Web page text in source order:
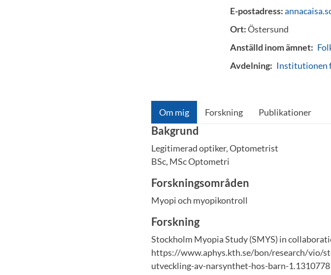
E-postadress:
Ort:Östersund
Anställd inom ämnet:
Avdelning: Institutionen
Om mig Forskning Publikationer
Bakgrund
Legitimerad optiker, Optometrist
BSc, MSc Optometri
Forskningsområden
Myopi och myopikontroll
Forskning
Stockholm Myopia Study (SMYS) in
https://www.aphys.kth.se/bon/research/vio/
utveckling-av-narsynthet-hos-barn-1.1310778